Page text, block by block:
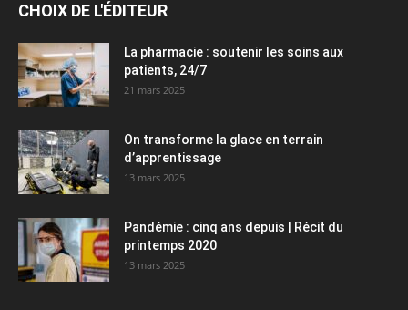
CHOIX DE L'ÉDITEUR
La pharmacie : soutenir les soins aux
patients, 24/7
21 mars 2025
On transforme la glace en terrain
d’apprentissage
13 mars 2025
Pandémie : cinq ans depuis | Récit du
printemps 2020
13 mars 2025